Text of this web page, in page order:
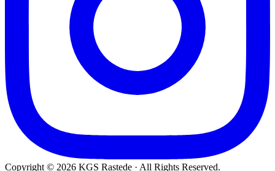
Copyright © 2026 KGS Rastede · All Rights Reserved.